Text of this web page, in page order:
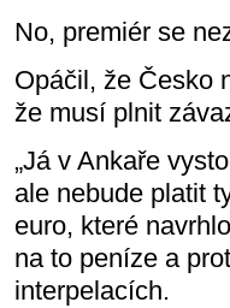
No, premiér se
Opáčil, že Česko
že musí plnit
„Já v Ankaře
ale nebude platit
euro, které
na to peníze a
interpelacích.